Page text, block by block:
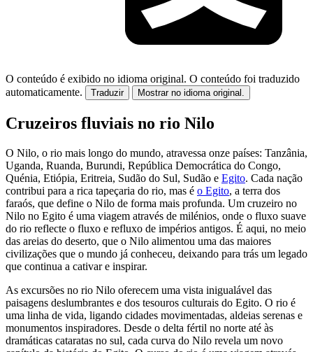
O conteúdo é exibido no idioma original. O conteúdo foi traduzido
automaticamente.
Traduzir Mostrar no idioma original.
Cruzeiros fluviais no rio Nilo
O Nilo, o rio mais longo do mundo, atravessa onze países: Tanzânia,
Uganda, Ruanda, Burundi, República Democrática do Congo,
Quénia, Etiópia, Eritreia, Sudão do Sul, Sudão e Egito. Cada nação
contribui para a rica tapeçaria do rio, mas é o Egito, a terra dos
faraós, que define o Nilo de forma mais profunda. Um cruzeiro no
Nilo no Egito é uma viagem através de milénios, onde o fluxo suave
do rio reflecte o fluxo e refluxo de impérios antigos. É aqui, no meio
das areias do deserto, que o Nilo alimentou uma das maiores
civilizações que o mundo já conheceu, deixando para trás um legado
que continua a cativar e inspirar.
As excursões no rio Nilo oferecem uma vista inigualável das
paisagens deslumbrantes e dos tesouros culturais do Egito. O rio é
uma linha de vida, ligando cidades movimentadas, aldeias serenas e
monumentos inspiradores. Desde o delta fértil no norte até às
dramáticas cataratas no sul, cada curva do Nilo revela um novo